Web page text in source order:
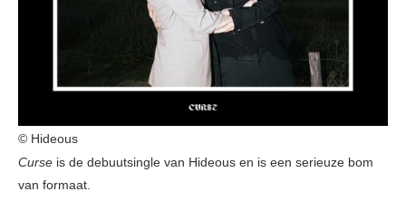
© Hideous
Curse is de debuutsingle van Hideous en is een serieuze bom
van formaat.